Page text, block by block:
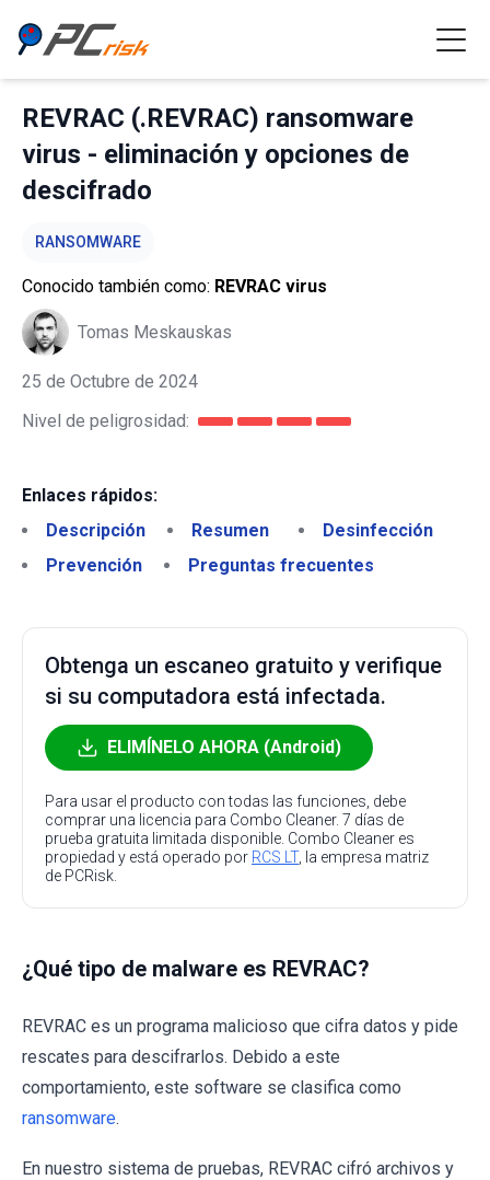
REVRAC (.REVRAC) ransomware
virus - eliminación y opciones de
descifrado
RANSOMWARE
Conocido también como: REVRAC virus
Tomas Meskauskas
25 de Octubre de 2024
Nivel de peligrosidad:
Enlaces rápidos:
Descripción
Resumen
Desinfección
Prevención
Preguntas frecuentes
Obtenga un escaneo gratuito y verifique
si su computadora está infectada.
ELIMÍNELO AHORA (Android)
Para usar el producto con todas las funciones, debe
comprar una licencia para Combo Cleaner. 7 días de
prueba gratuita limitada disponible. Combo Cleaner es
propiedad y está operado por RCS LT, la empresa matriz
de PCRisk.
¿Qué tipo de malware es REVRAC?
REVRAC es un programa malicioso que cifra datos y pide
rescates para descifrarlos. Debido a este
comportamiento, este software se clasifica como
ransomware.
En nuestro sistema de pruebas, REVRAC cifró archivos y